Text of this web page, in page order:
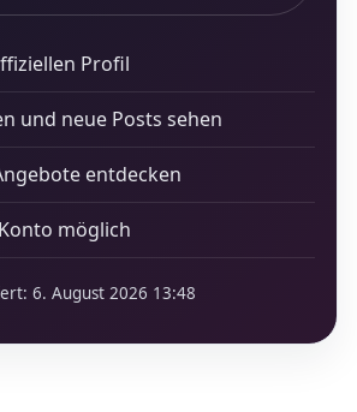
Profil
und neue Posts sehen
entdecken
möglich
6. August 2026 13:48